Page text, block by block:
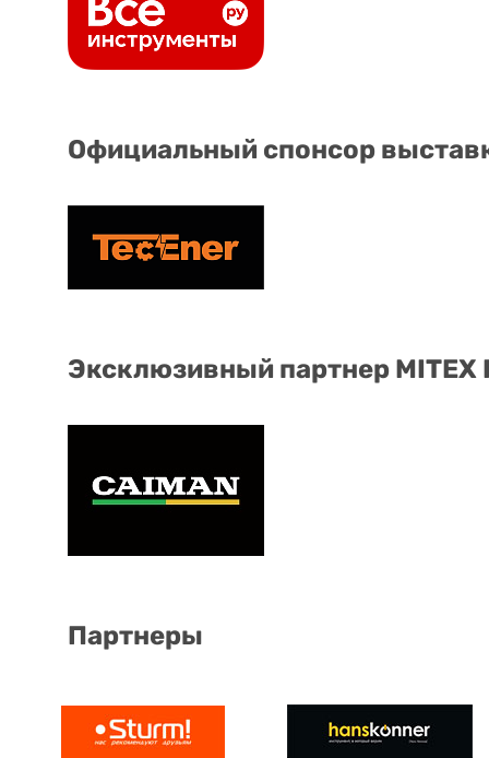
Официальный спонсор
Эксклюзивный партнер
Партнеры